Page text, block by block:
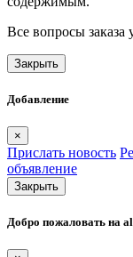
Все вопросы заказа
Закрыть
Добавление
×
Прислать новость
объявление
Закрыть
Добро пожаловать на